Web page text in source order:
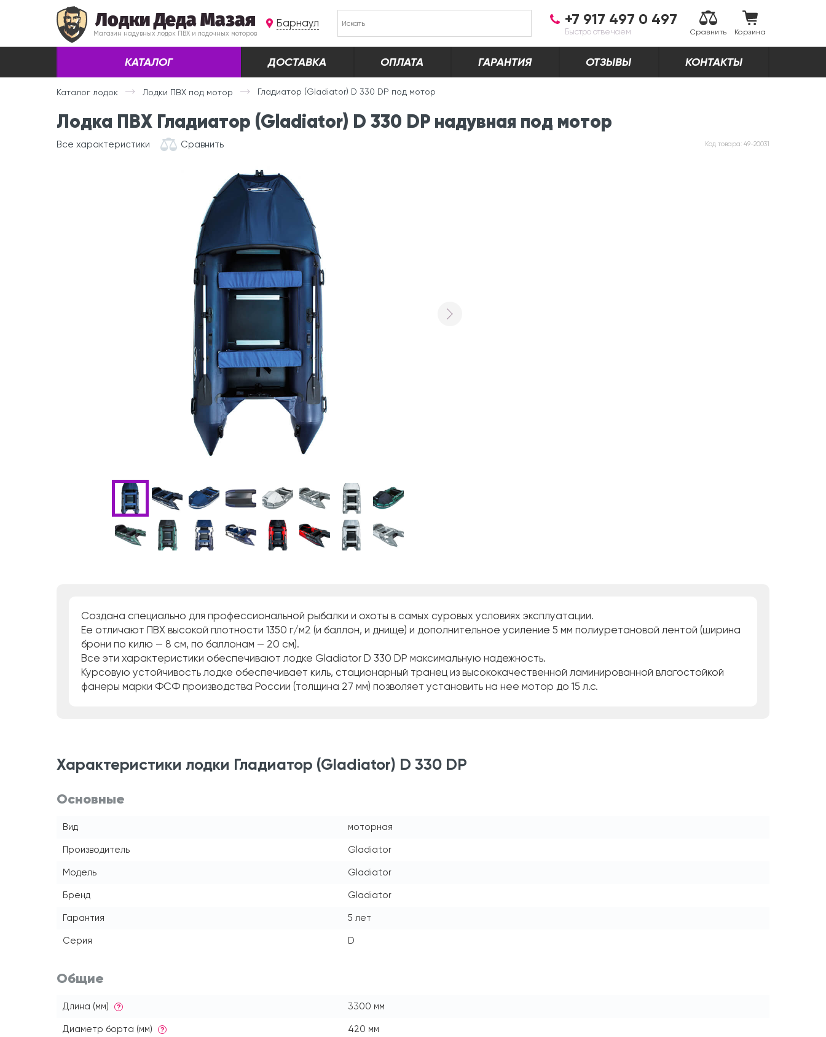
Лодки Деда Мазая
Магазин надувных лодок ПВХ и лодочных моторов
Барнаул +7 917 497 0 497
Быстро отвечаем Сравнить Корзина
КАТАЛОГ ДОСТАВКА ОПЛАТА ГАРАНТИЯ ОТЗЫВЫ КОНТАКТЫ
Каталог лодок Лодки ПВХ под мотор Гладиатор (Gladiator) D 330 DP под мотор
Лодка ПВХ Гладиатор (Gladiator) D 330 DP надувная под мотор
Все характеристики Сравнить Код товара: 49-20031
Создана специально для профессиональной рыбалки и охоты в самых суровых условиях эксплуатации.
Ее отличают ПВХ высокой плотности 1350 г/м2 (и баллон, и днище) и дополнительное усиление 5 мм полиуретановой лентой (ширина
брони по килю — 8 см, по баллонам — 20 см).
Все эти характеристики обеспечивают лодке Gladiator D 330 DP максимальную надежность.
Курсовую устойчивость лодке обеспечивает киль, стационарный транец из высококачественной ламинированной влагостойкой
фанеры марки ФСФ производства России (толщина 27 мм) позволяет установить на нее мотор до 15 л.с.
Характеристики лодки Гладиатор (Gladiator) D 330 DP
Основные
Вид моторная
Производитель Gladiator
Модель Gladiator
Бренд Gladiator
Гарантия 5 лет
Серия D
Общие
Длина (мм) ? 3300 мм
Диаметр борта (мм) ? 420 мм